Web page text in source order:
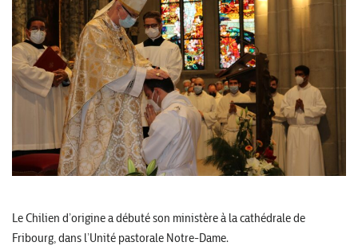
Le Chilien d’origine a débuté son ministère à la cathédrale de
Fribourg, dans l’Unité pastorale Notre-Dame.